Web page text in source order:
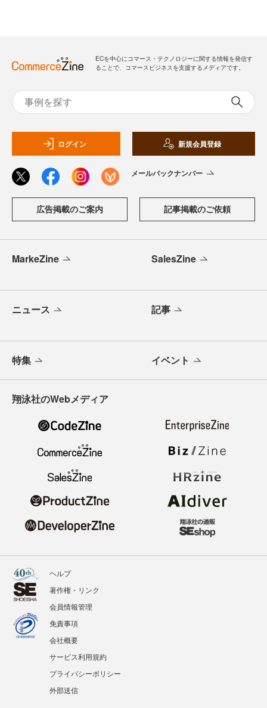
ECを中心にコマース・テクノロジーに関する情報を発信す
ることで、コマースビジネスを支援するメディアです。
ログイン 新規会員登録
メールバックナンバー
広告掲載のご案内 記事掲載のご依頼
MarkeZine SalesZine
ニュース 記事
特集 イベント
翔泳社のWebメディア
ヘルプ
著作権・リンク
会員情報管理
免責事項
会社概要
サービス利用規約
プライバシーポリシー
外部送信